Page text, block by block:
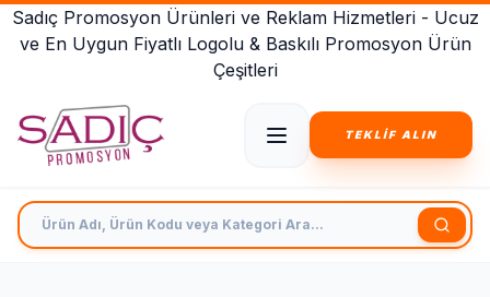
Sadıç Promosyon Ürünleri ve Reklam Hizmetleri - Ucuz
ve En Uygun Fiyatlı Logolu & Baskılı Promosyon Ürün
Çeşitleri
TEKLİF ALIN
Ürün Adı, Ürün Kodu veya Kategori Ara